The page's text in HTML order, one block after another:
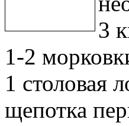
3
1-2
1 столовая
щепотка